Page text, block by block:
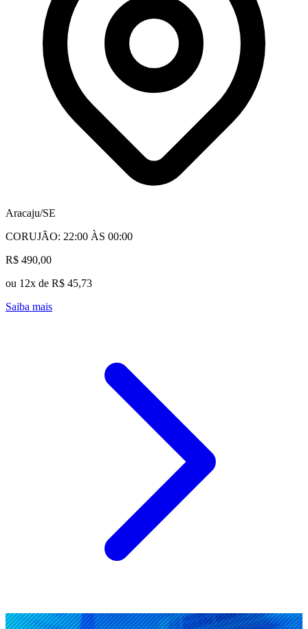
Aracaju/SE
CORUJÃO: 22:00 ÀS 00:00
R$ 490,00
ou 12x de R$ 45,73
Saiba mais